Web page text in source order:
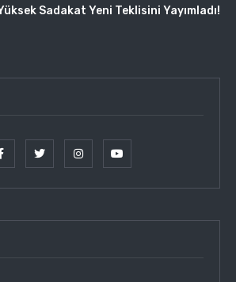
Sadakat Yeni Teklisini Yayımladı!